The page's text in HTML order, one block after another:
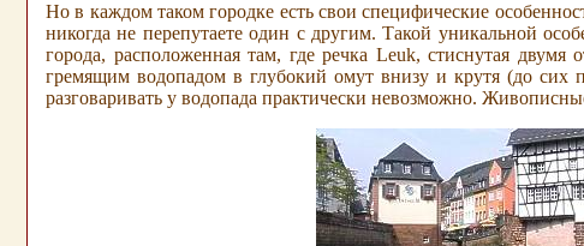
Но в каждом таком городке есть свои специфические
никогда не перепутаете один с другим. Такой уникальной
города, расположенная там, где речка Leuk, стиснутая двумя
гремящим водопадом в глубокий омут внизу и крутя (до
разговаривать у водопада практически невозможно.